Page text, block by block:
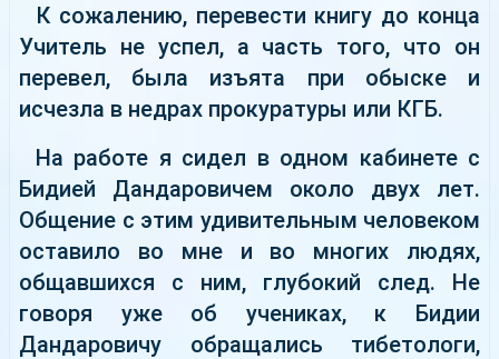
К сожалению, перевести книгу до конца
Учитель не успел, а часть того, что он
перевел, была изъята при обыске и
исчезла в недрах прокуратуры или КГБ.
На работе я сидел в одном кабинете с
Бидией Дандаровичем около двух лет.
Общение с этим удивительным человеком
оставило во мне и во многих людях,
общавшихся с ним, глубокий след. Не
говоря уже об учениках, к Бидии
Дандаровичу обращались тибетологи,